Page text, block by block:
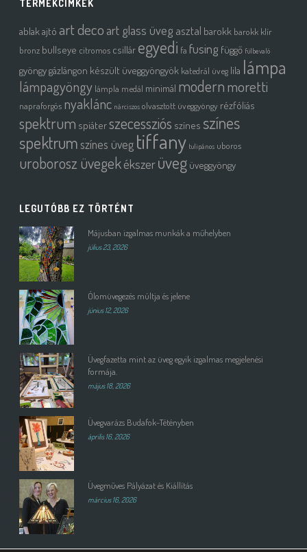
TERMÉKCÍMKÉK
ablakajtó art deco art glass üvegasztal barokk barokk klír
bronz bullseye citromos csillár egyedi fa fusing függő fülbevaló
gyöngygázlángon készült üveggyöngyök katedrál üveg lila lámpa
lámpagyöngy lámpla medál minimál modernmoretti
napraforgós nyaklánc nárciszos olvasztott üveggyöngy rézfóliás
spektrum spiáterszecessziós színes színes
spektrumszínes üveg tiffany tulipános uboros
uroborosz üvegekékszerüveg üveggyöngy
LEGUTÓBB EZ TÖRTÉNT
Májusban izgalmas munkák a műhelyben
július 23, 2026
Ólomüvegezés múltja és jelene
június 12, 2026
Üvegfazetta mint az üveg egyik izgalmas megjelenési
formája.
május 18, 2026
Üvegvarázs Budafok-Tétényben
április 16, 2026
Üvegműves Pályázat és Kiállítás
március 16, 2026